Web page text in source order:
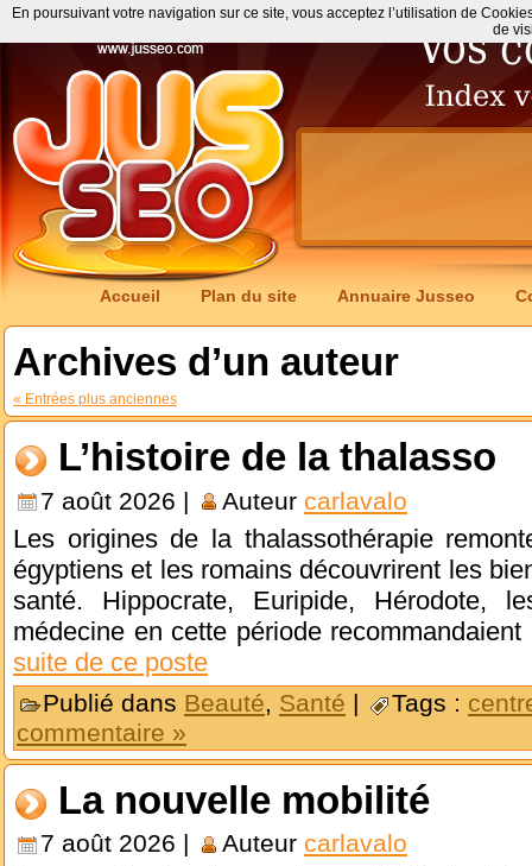
Accueil Plan du site Annuaire Jusseo
Archives d’un auteur
« Entrées plus anciennes
L’histoire de la thalasso
7 août 2026 | Auteur carlavalo
Les origines de la thalassothérapie
égyptiens et les romains découvrirent les
santé. Hippocrate, Euripide, Hérodote,
médecine en cette période
suite de ce poste
Publié dans Beauté, Santé | Tags :
commentaire »
La nouvelle mobilité
7 août 2026 | Auteur carlavalo
En poursuivant votre navigation sur ce site, vous acceptez l’utilisation de
de